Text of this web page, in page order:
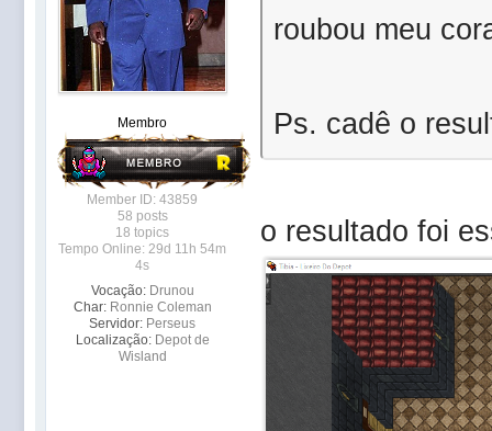
Membro
Member ID: 43859
58 posts
18 topics
Tempo Online: 29d 11h 54m
4s
Vocação: Drunou
Char: Ronnie Coleman
Servidor: Perseus
Localização: Depot de
Wisland
roubou meu
Ps. cadê o
o resultado foi